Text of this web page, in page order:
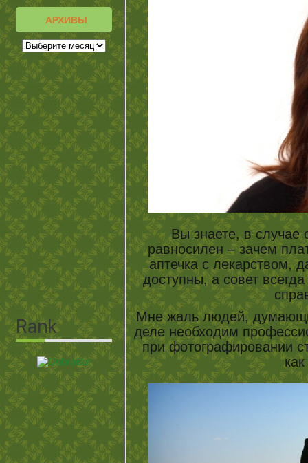
АРХИВЫ
Вы знаете, в случае
равносилен – зачем
аптечка с лекарством,
доступны, а совет
Мне жаль людей,
деле необходим
при фотографировании
как